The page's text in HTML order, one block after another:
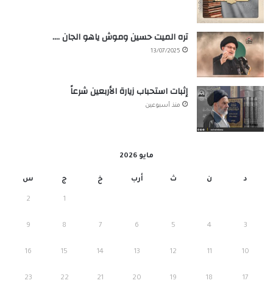
تره الميت حسين وموش ياهو الجان ….
13/07/2025
إثبات استحباب زيارة الأربعين شرعاً
منذ أسبوعين
مايو 2026
د ن ث أرب خ ج س
1
2
3
4
5
6
7
8
9
10
11
12
13
14
15
16
17
18
19
20
21
22
23